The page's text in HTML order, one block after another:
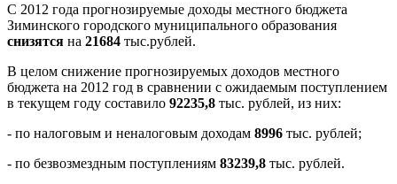
С 2012 года прогнозируемые доходы местного бюджета
Зиминского городского муниципального образования
снизятся на 21684 тыс.рублей.
В целом снижение прогнозируемых доходов местного
бюджета на 2012 год в сравнении с ожидаемым поступлением
в текущем году составило 92235,8 тыс. рублей, из них:
- по налоговым и неналоговым доходам 8996 тыс. рублей;
- по безвозмездным поступлениям 83239,8 тыс. рублей.